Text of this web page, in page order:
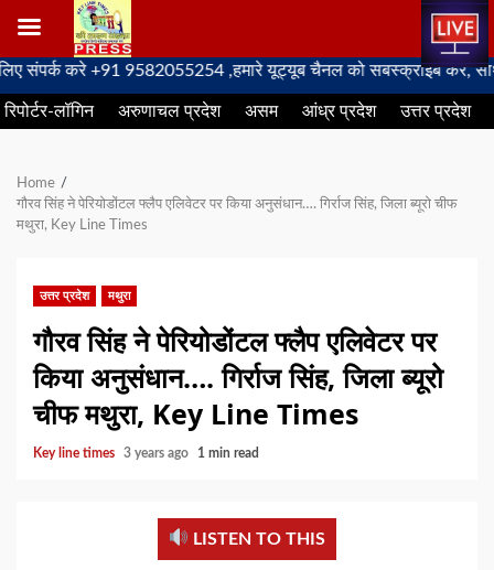
Skip
to
content
करे +91 9582055254 ,हमारे यूट्यूब चैनल को सबस्क्राइब करें, साथ मे
रिपोर्टर-लॉगिन अरुणाचल प्रदेश असम आंध्र प्रदेश उत्तर प्रदेश
Home
गौरव सिंह ने पेरियोडोंटल फ्लैप एलिवेटर पर किया अनुसंधान…. गिर्राज सिंह, जिला ब्यूरो चीफ
मथुरा, Key Line Times
उत्तर प्रदेश मथुरा
गौरव सिंह ने पेरियोडोंटल फ्लैप एलिवेटर पर
किया अनुसंधान…. गिर्राज सिंह, जिला ब्यूरो
चीफ मथुरा, Key Line Times
Key line times 3 years ago 1 min read
LISTEN TO THIS